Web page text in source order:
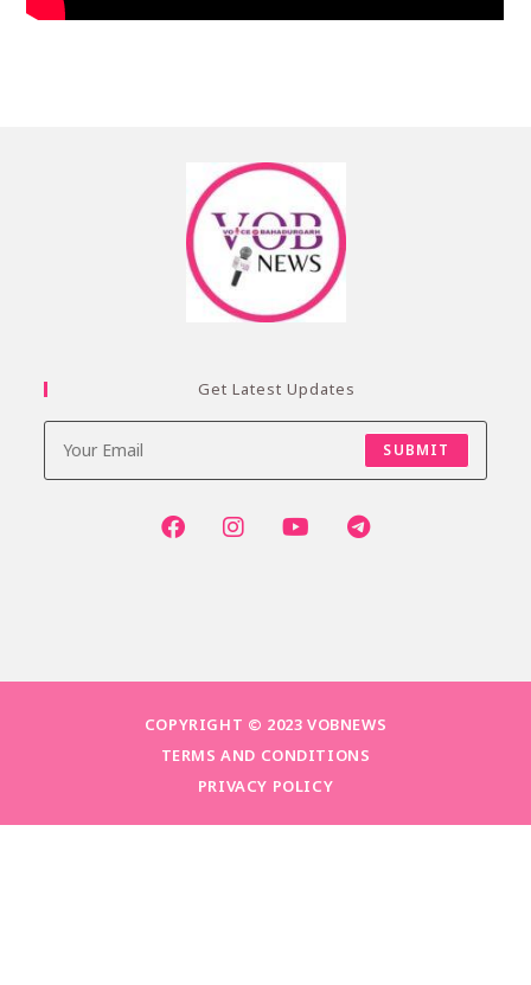
Get Latest Updates
SUBMIT
COPYRIGHT © 2023 VOBNEWS
TERMS AND CONDITIONS
PRIVACY POLICY